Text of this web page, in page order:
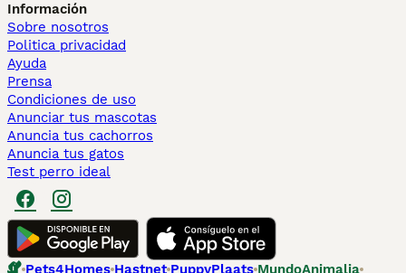
Información
Sobre nosotros
Politica privacidad
Ayuda
Prensa
Condiciones de uso
Anunciar tus mascotas
Anuncia tus cachorros
Anuncia tus gatos
Test perro ideal